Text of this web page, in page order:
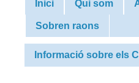
Inici Qui som
Sobren raons
Informació sobre els